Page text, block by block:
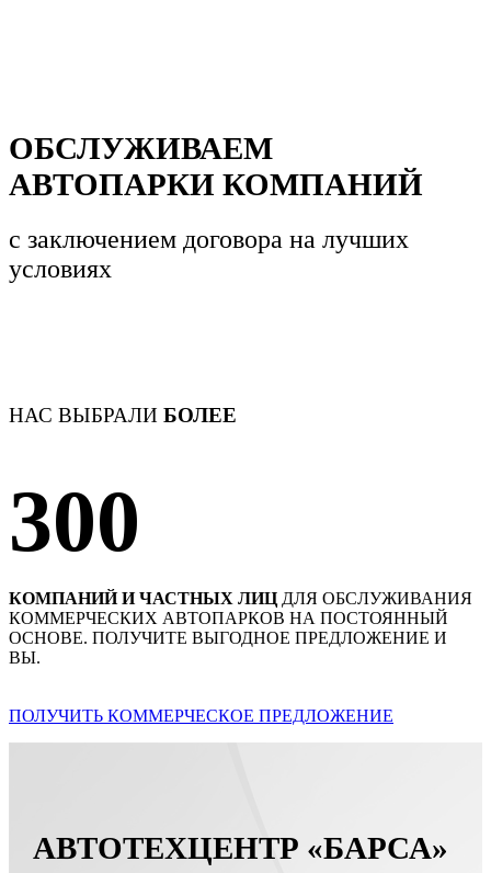
ОБСЛУЖИВАЕМ
АВТОПАРКИ КОМПАНИЙ
с заключением договора на лучших
условиях
НАС ВЫБРАЛИ БОЛЕЕ
300
КОМПАНИЙ И ЧАСТНЫХ ЛИЦ ДЛЯ ОБСЛУЖИВАНИЯ
КОММЕРЧЕСКИХ АВТОПАРКОВ НА ПОСТОЯННЫЙ
ОСНОВЕ. ПОЛУЧИТЕ ВЫГОДНОЕ ПРЕДЛОЖЕНИЕ И
ВЫ.
ПОЛУЧИТЬ КОММЕРЧЕСКОЕ ПРЕДЛОЖЕНИЕ
АВТОТЕХЦЕНТР «БАРСА»